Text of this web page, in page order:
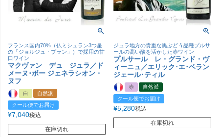
フランス国内70%（仏ミシュラン3つ星
の「ジョルジュ・ブラン」）で採用の甘
口ワイン
マクヴァン デュ ジュラ／ド
メーヌ･ボー ジェネラシオン・
ヌフ
白
自然派
クール便でお届け
¥7,040税込
在庫切れ
ジュラ地方の貴重な黒ぶどう品種プルサ
ールの高い酸を活かした赤ワイン
プルサール レ・グランド・ヴ
ィーニュ／エリック･エ･ベラン
ジェール･ティル
赤
自然派
クール便でお届け
¥5,280税込
在庫切れ